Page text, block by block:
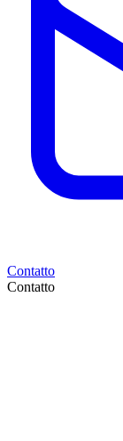
Contatto
Contatto